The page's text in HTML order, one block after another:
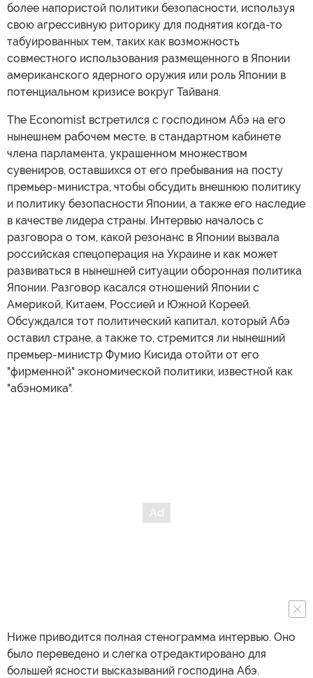
более напористой политики безопасности, используя
свою агрессивную риторику для поднятия когда-то
табуированных тем, таких как возможность
совместного использования размещенного в Японии
американского ядерного оружия или роль Японии в
потенциальном кризисе вокруг Тайваня.
The Economist встретился с господином Абэ на его
нынешнем рабочем месте, в стандартном кабинете
члена парламента, украшенном множеством
сувениров, оставшихся от его пребывания на посту
премьер-министра, чтобы обсудить внешнюю политику
и политику безопасности Японии, а также его наследие
в качестве лидера страны. Интервью началось с
разговора о том, какой резонанс в Японии вызвала
российская спецоперация на Украине и как может
развиваться в нынешней ситуации оборонная политика
Японии. Разговор касался отношений Японии с
Америкой, Китаем, Россией и Южной Кореей.
Обсуждался тот политический капитал, который Абэ
оставил стране, а также то, стремится ли нынешний
премьер-министр Фумио Кисида отойти от его
"фирменной" экономической политики, известной как
"абэномика".
Ниже приводится полная стенограмма интервью. Оно
было переведено и слегка отредактировано для
большей ясности высказываний господина Абэ.